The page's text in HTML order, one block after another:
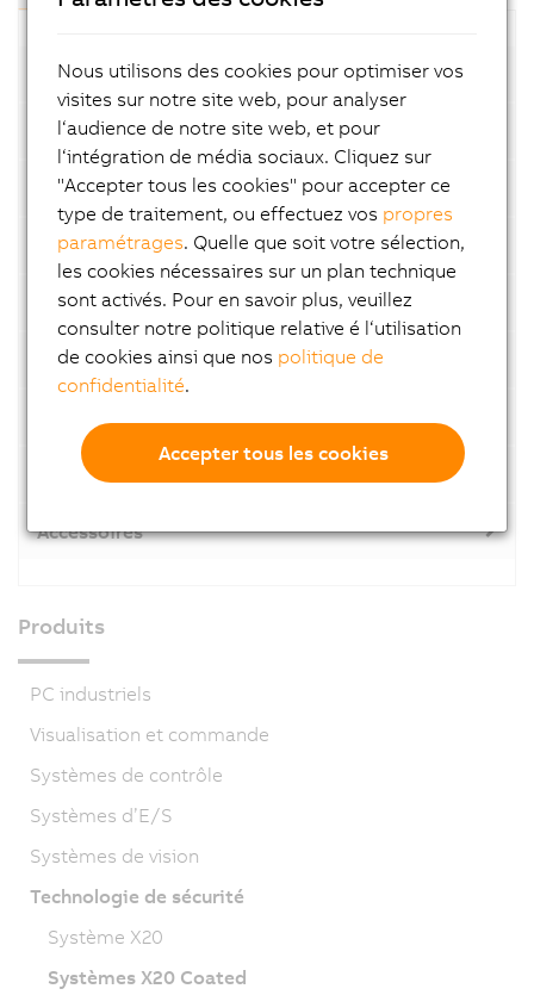
Modules de bus
CPU
Modules programmables intelligents
Modules d'entrée numérique
Modules de sortie numérique
Modules mixtes numériques
Modules de comptage et de positionnement
Accessoires
Produits
PC industriels
Visualisation et commande
Systèmes de contrôle
Systèmes d’E/S
Systèmes de vision
Technologie de sécurité
Système X20
Systèmes X20 Coated
Nous utilisons des cookies pour optimiser vos
visites sur notre site web, pour analyser
l‘audience de notre site web, et pour
l‘intégration de média sociaux. Cliquez sur
"Accepter tous les cookies" pour accepter ce
type de traitement, ou effectuez vos propres
paramétrages. Quelle que soit votre sélection,
les cookies nécessaires sur un plan technique
sont activés. Pour en savoir plus, veuillez
consulter notre politique relative é l‘utilisation
de cookies ainsi que nos politique de
confidentialité.
Accepter tous les cookies